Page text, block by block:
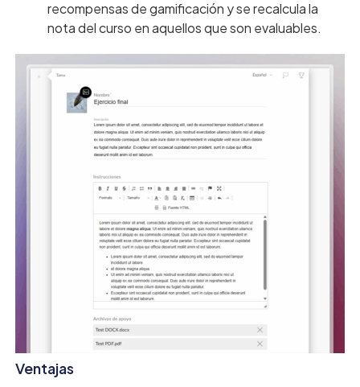
recompensas de gamificación y se recalcula la
nota del curso en aquellos que son evaluables.
Ventajas